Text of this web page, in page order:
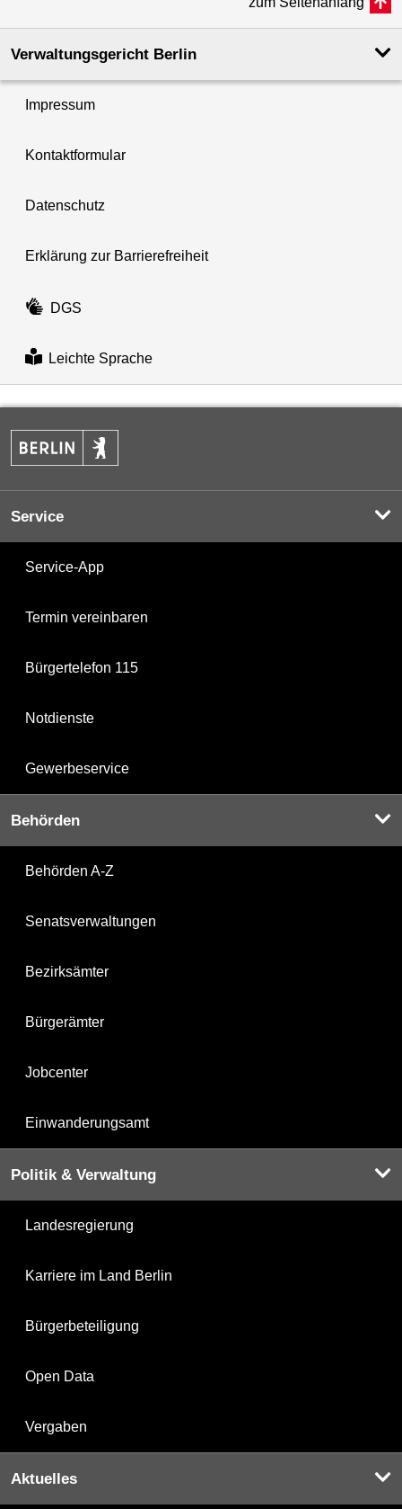
Verwaltungsgericht Berlin
Impressum
Kontaktformular
Datenschutz
Erklärung zur Barrierefreiheit
DGS
Leichte Sprache
Service
Service-App
Termin vereinbaren
Bürgertelefon 115
Notdienste
Gewerbeservice
Behörden
Behörden A-Z
Senatsverwaltungen
Bezirksämter
Bürgerämter
Jobcenter
Einwanderungsamt
Politik & Verwaltung
Landesregierung
Karriere im Land Berlin
Bürgerbeteiligung
Open Data
Vergaben
Aktuelles